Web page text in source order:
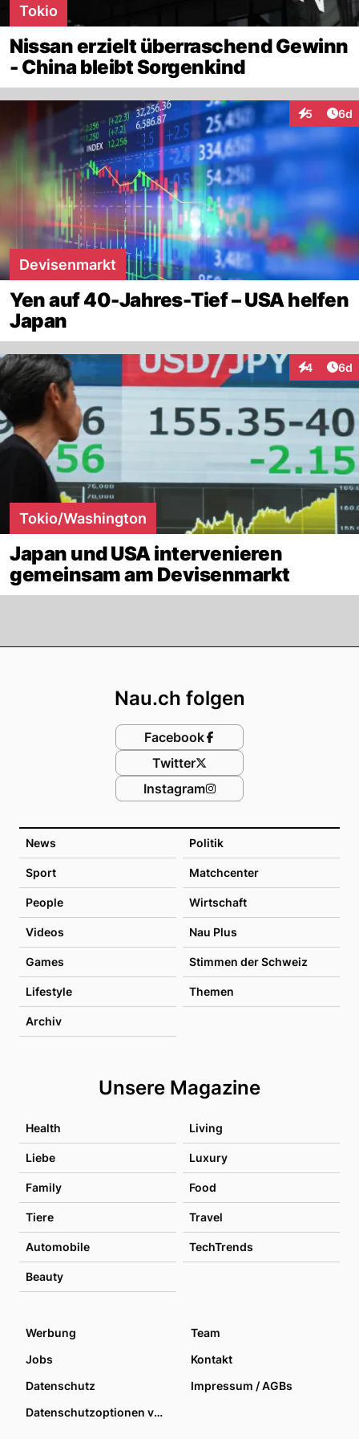
Tokio
Nissan erzielt überraschend Gewinn
- China bleibt Sorgenkind
5 6d
Devisenmarkt
Yen auf 40-Jahres-Tief – USA helfen
Japan
4 6d
Tokio/Washington
Japan und USA intervenieren
gemeinsam am Devisenmarkt
News Politik
Sport Matchcenter
People Wirtschaft
Videos Nau Plus
Games Stimmen der Schweiz
Lifestyle Themen
Archiv
Unsere Magazine
Health Living
Liebe Luxury
Family Food
Tiere Travel
Automobile TechTrends
Beauty
Nau.ch folgen
Facebook
Twitter
Instagram
Werbung
Team
Jobs
Kontakt
Datenschutz
Impressum / AGBs
Datenschutzoptionen verwalten